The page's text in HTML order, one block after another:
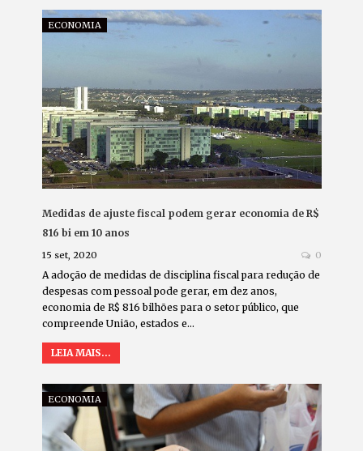
ECONOMIA
Medidas de ajuste fiscal podem gerar economia de R$
816 bi em 10 anos
15 set, 2020 0
A adoção de medidas de disciplina fiscal para redução de
despesas com pessoal pode gerar, em dez anos,
economia de R$ 816 bilhões para o setor público, que
compreende União, estados e…
LEIA MAIS...
ECONOMIA